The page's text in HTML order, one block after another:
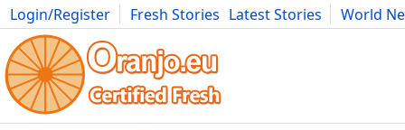
Login/Register Fresh Stories Latest Stories
World
Movies Anime Music Art Cars Advice Science